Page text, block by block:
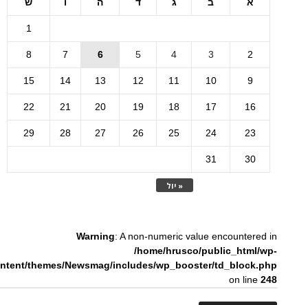
« יול
1
2
3
4
5
6
7
8
9
10
11
12
13
14
15
16
17
18
19
20
21
22
23
24
25
26
27
28
29
30
31
Warning: A non-numeric value encountered in
/home/hrusco/public_html/wp-
themes/Newsmag/includes/wp_booster/td_block.php
on line248